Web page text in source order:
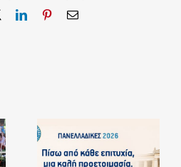
LinkedInPinterestEmail